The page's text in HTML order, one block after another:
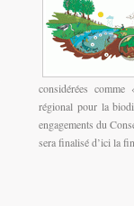
considérées
régional pour la
engagements du
sera finalisé d’ici la